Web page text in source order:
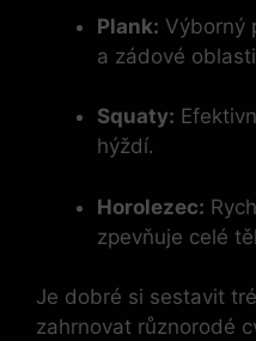
Plank: Výborný
a zádové
Squaty:
hýždí.
Horolezec:
zpevňuje celé
Je dobré si sestavit
zahrnovat různorodé